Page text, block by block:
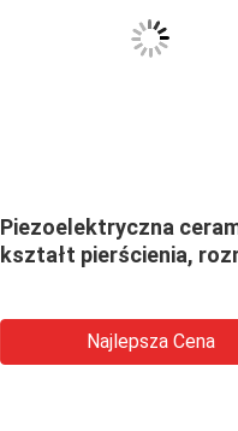
Piezoelektryczna
kształt pierścienia,
Najlepsza Cena